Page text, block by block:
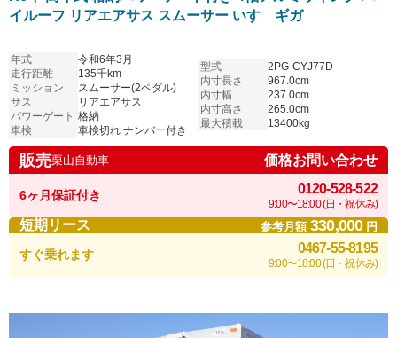
イルーフ リアエアサス スムーサー いすゞギガ
年式
令和6年3月
走行距離
135千km
ミッション
スムーサー(2ペダル)
サス
リアエアサス
パワーゲート 格納
車検
車検切れ ナンバー付き
型式
2PG-CYJ77D
内寸長さ
967.0cm
内寸幅
237.0cm
内寸高さ
265.0cm
最大積載
13400kg
販売栗山自動車 価格お問い合わせ
6ヶ月保証付き 0120-528-522
9:00〜18:00 (日・祝休み)
短期リース 参考月額330,000円
すぐ乗れます 0467-55-8195
9:00〜18:00 (日・祝休み)